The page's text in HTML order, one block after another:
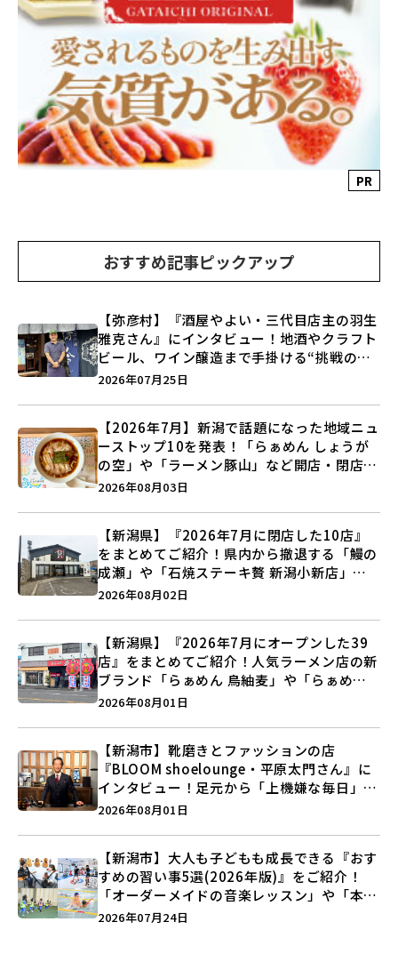
PR
おすすめ記事ピックアップ
【弥彦村】『酒屋やよい・三代目店主の羽生
雅克さん』にインタビュー！地酒やクラフト
ビール、ワイン醸造まで手掛ける“挑戦の歴
史”に迫る♪
2026年07月25日
【2026年7月】新潟で話題になった地域ニュ
ーストップ10を発表！「らぁめん しょうが
の空」や「ラーメン豚山」など開店・閉店の
注目記事をランキングでご紹介♪
2026年08月03日
【新潟県】『2026年7月に閉店した10店』
をまとめてご紹介！県内から撤退する「鰻の
成瀬」や「石焼ステーキ贅 新潟小新店」が
営業に幕…。
2026年08月02日
【新潟県】『2026年7月にオープンした39
店』をまとめてご紹介！人気ラーメン店の新
ブランド「らぁめん 鳥紬麦」や「らぁめん
しょうがの空」など盛りだくさん♪
2026年08月01日
【新潟市】靴磨きとファッションの店
『BLOOM shoelounge・平原太門さん』に
インタビュー！足元から「上機嫌な毎日」を
つくる装いの提案とは？
2026年08月01日
【新潟市】大人も子どもも成長できる『おす
すめの習い事5選(2026年版)』をご紹介！
「オーダーメイドの音楽レッスン」や「本格
キックボクシング」で新しい自分を見つけよ
2026年07月24日